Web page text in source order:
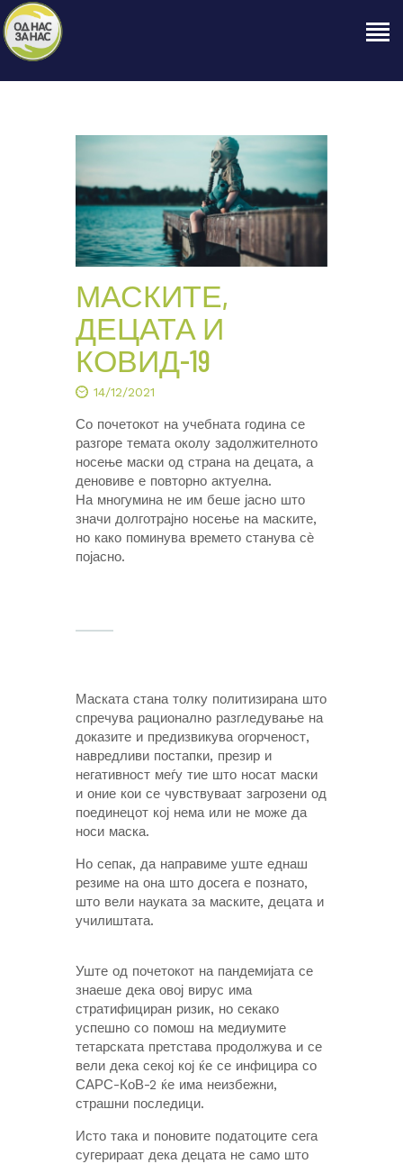
НАШЕ ПРАВО
ОБЈАВИ
ПРОЕКТИ
КОНТАКТ
МАСКИТЕ,
ДЕЦАТА И
КОВИД-19
14/12/2021
Со почетокот на учебната година се
разгоре темата околу задолжителното
носење маски од страна на децата, а
деновиве е повторно актуелна.
На многумина не им беше јасно што
значи долготрајно носење на маските,
но како поминува времето станува сѐ
појасно.
Маската стана толку политизирана што
спречува рационално разгледување на
доказите и предизвикува огорченост,
навредливи постапки, презир и
негативност меѓу тие што носат маски
и оние кои се чувствуваат загрозени од
поединецот кој нема или не може да
носи маска.
Но сепак, да направиме уште еднаш
резиме на она што досега е познато,
што вели науката за маските, децата и
училиштата.
Уште од почетокот на пандемијата се
знаеше дека овој вирус има
стратифициран ризик, но секако
успешно со помош на медиумите
тетарската претстава продолжува и се
вели дека секој кој ќе се инфицира со
САРС-КоВ-2 ќе има неизбежни,
страшни последици.
Исто така и поновите податоците сега
сугерираат дека децата не само што